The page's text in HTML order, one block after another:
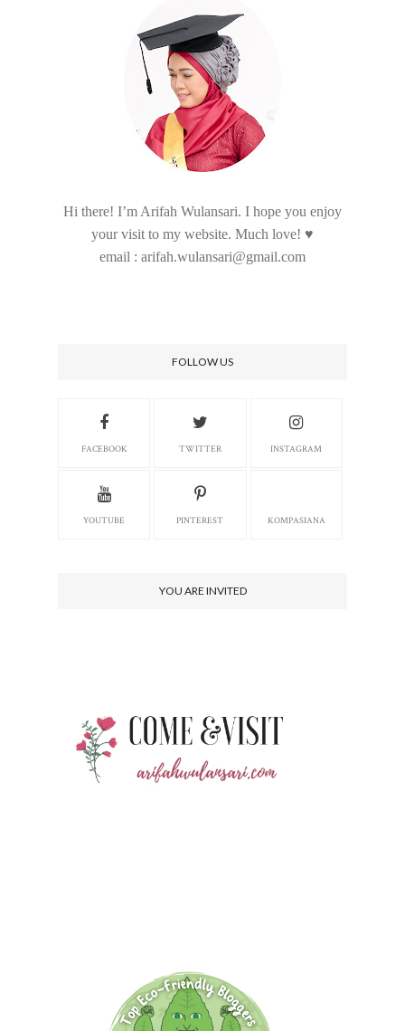
Hi there! I’m Arifah Wulansari. I hope you enjoy
your visit to my website. Much love! ♥
email : arifah.wulansari@gmail.com
FOLLOW US
FACEBOOK TWITTER INSTAGRAM
YOUTUBE PINTEREST KOMPASIANA
YOU ARE INVITED